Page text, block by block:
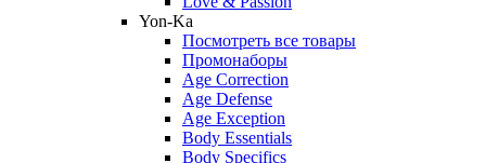
Yon-Ka
Посмотреть все товары
Промонаборы
Age Correction
Age Defense
Age Exception
Body Essentials
Body Specifics